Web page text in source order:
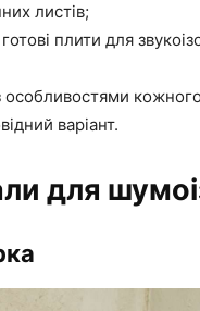
листів;
плити для
особливостями
варіант.
для